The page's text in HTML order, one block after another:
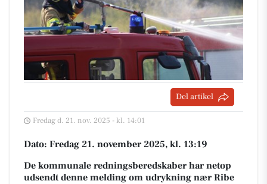
Del artikel
Fredag d. 21. nov. 2025 - kl. 14:01
Dato: Fredag 21. november 2025, kl. 13:19
De kommunale redningsberedskaber har netop
udsendt denne melding om udrykning nær Ribe